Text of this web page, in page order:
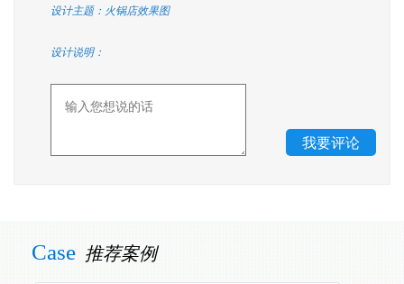
设计主题：火锅店效果图
设计说明：
Case 推荐案例